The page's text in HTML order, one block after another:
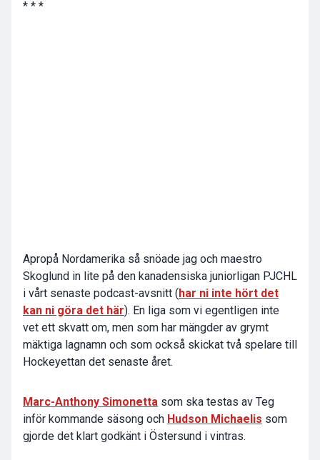
* * *
Apropå Nordamerika så snöade jag och maestro
Skoglund in lite på den kanadensiska juniorligan PJCHL
i vårt senaste podcast-avsnitt ( har ni inte hört det
kan ni göra det här). En liga som vi egentligen inte
vet ett skvatt om, men som har mängder av grymt
mäktiga lagnamn och som också skickat två spelare till
Hockeyettan det senaste året.
Marc-Anthony Simonetta som ska testas av Teg
inför kommande säsong och Hudson Michaelis som
gjorde det klart godkänt i Östersund i vintras.